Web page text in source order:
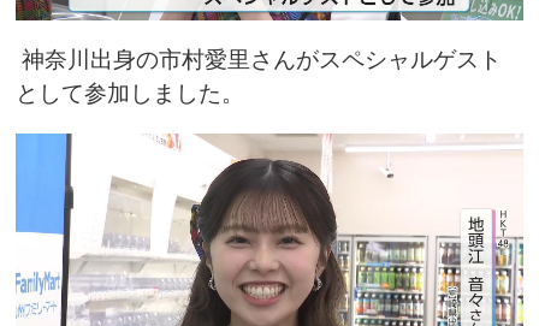
神奈川出身の市村愛里さんがスペシャルゲスト
として参加しました。